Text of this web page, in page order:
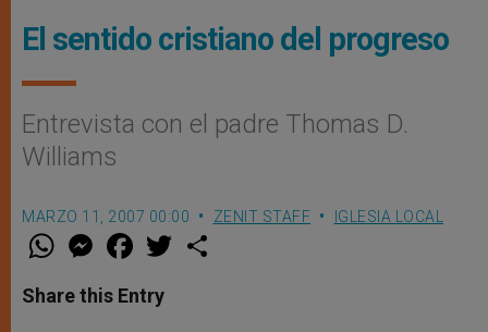
El sentido cristiano del progreso
Entrevista con el padre Thomas D.
Williams
MARZO 11, 2007 00:00 ZENIT STAFF IGLESIA LOCAL
W
t
s
M
e
s
e
F
a
e
b
w
Share this Entry